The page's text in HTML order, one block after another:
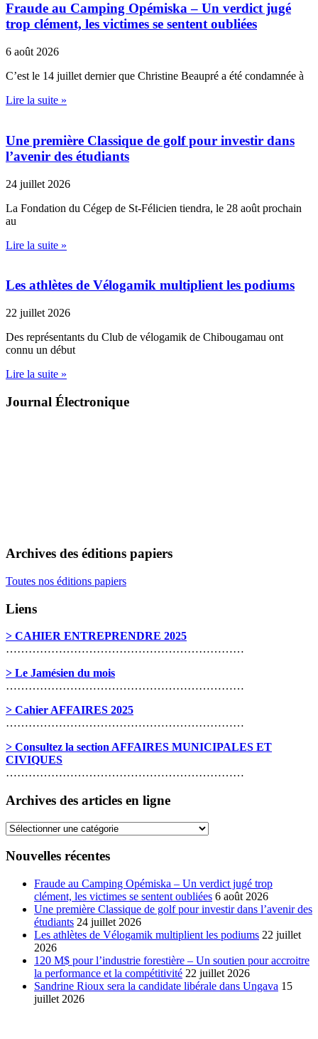
Fraude au Camping Opémiska – Un verdict jugé
trop clément, les victimes se sentent oubliées
6 août 2026
C’est le 14 juillet dernier que Christine Beaupré a été condamnée à
Lire la suite »
Une première Classique de golf pour investir dans
l’avenir des étudiants
24 juillet 2026
La Fondation du Cégep de St-Félicien tiendra, le 28 août prochain
au
Lire la suite »
Les athlètes de Vélogamik multiplient les podiums
22 juillet 2026
Des représentants du Club de vélogamik de Chibougamau ont
connu un début
Lire la suite »
Journal Électronique
Archives des éditions papiers
Toutes nos éditions papiers
Liens
> CAHIER ENTREPRENDRE 2025
………………………………………………………
> Le Jamésien du mois
………………………………………………………
> Cahier AFFAIRES 2025
………………………………………………………
> Consultez la section AFFAIRES MUNICIPALES ET
CIVIQUES
………………………………………………………
Archives des articles en ligne
Archives
articles
Nouvelles récentes
Fraude au Camping Opémiska – Un verdict jugé trop
clément, les victimes se sentent oubliées 6 août 2026
Une première Classique de golf pour investir dans l’avenir des
étudiants 24 juillet 2026
Les athlètes de Vélogamik multiplient les podiums 22 juillet
2026
120 M$ pour l’industrie forestière – Un soutien pour accroitre
la performance et la compétitivité 22 juillet 2026
Sandrine Rioux sera la candidate libérale dans Ungava 15
juillet 2026